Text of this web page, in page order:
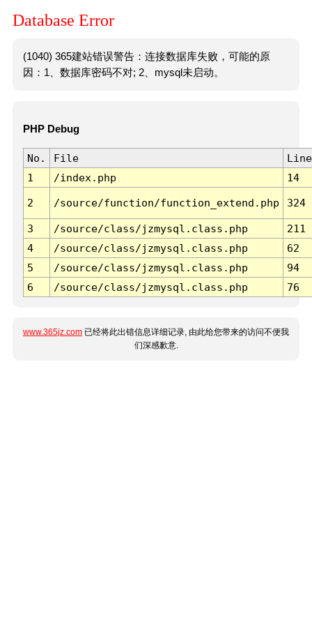
Database Error
(1040) 365建站错误警告：连接数据库失败，可能的原
因：1、数据库密码不对; 2、mysql未启动。
PHP Debug
No. File
Line
1
/index.php 14
2 /source/function/function_extend.php 324
3 /source/class/jzmysql.class.php
211
4
/source/class/jzmysql.class.php
62
5
/source/class/jzmysql.class.php
94
6
/source/class/jzmysql.class.php 76
www.365jz.com 已经将此出错信息详细记录, 由此给您带来的访问不便我
们深感歉意.